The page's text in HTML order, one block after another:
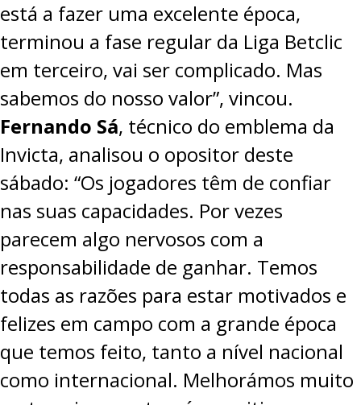
está a fazer uma excelente época,
terminou a fase regular da Liga Betclic
em terceiro, vai ser complicado. Mas
sabemos do nosso valor”, vincou.
Fernando Sá, técnico do emblema da
Invicta, analisou o opositor deste
sábado: “Os jogadores têm de confiar
nas suas capacidades. Por vezes
parecem algo nervosos com a
responsabilidade de ganhar. Temos
todas as razões para estar motivados e
felizes em campo com a grande época
que temos feito, tanto a nível nacional
como internacional. Melhorámos muito